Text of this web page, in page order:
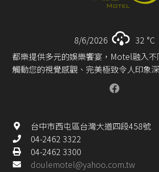
8/6/2026 32 °C
都樂提供多元的娛樂饗宴，Motel融入不
觸動您的視覺感觀、完美極致令人印象
台中市西屯區台灣大道四段458號
04-2462 3322
04-2462 3300
doulemotel@yahoo.com.tw